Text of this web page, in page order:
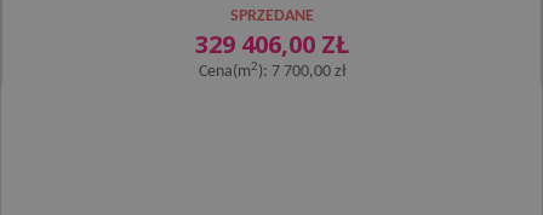
SPRZEDANE
329 406,00 ZŁ
Cena(m2): 7 700,00 zł